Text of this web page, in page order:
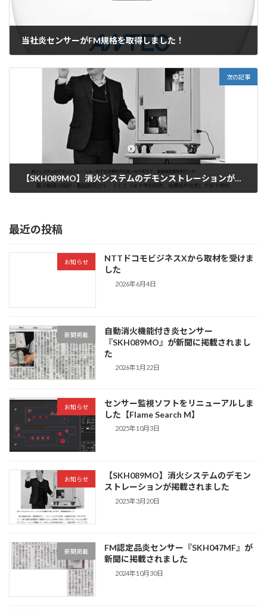
当社炎センサーがFM規格を取得しました！
次の記事
【SKH089MO】消火システムのデモンストレーションが掲載されました
最近の投稿
お知らせ
NTTドコモビジネスXから取材を受けま
した
2026年6月4日
新聞掲載
自動消火機能付き炎センサー
『SKH089MO』が新聞に掲載されまし
た
2026年1月22日
お知らせ
センサー監視ソフトをリニューアルしま
した【Flame Search M】
2025年10月3日
お知らせ
【SKH089MO】消火システムのデモン
ストレーションが掲載されました
2025年3月20日
新聞掲載
FM認定品炎センサー『SKH047MF』が
新聞に掲載されました
2024年10月30日